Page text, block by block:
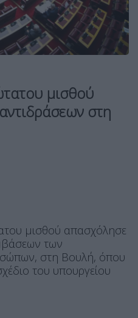
μισθού
στη
μισθού απασχόλησε
των
στη Βουλή, όπου
του υπουργείου